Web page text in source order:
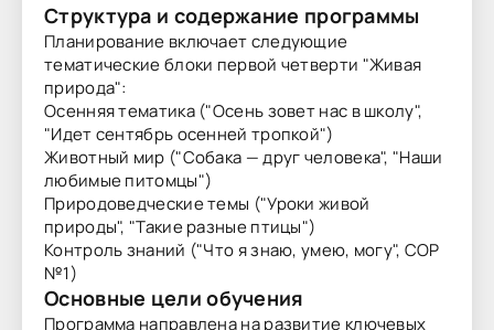
Структура и содержание программы
Планирование включает следующие
тематические блоки первой четверти "Живая
природа":
Осенняя тематика ("Осень зовет нас в школу",
"Идет сентябрь осенней тропкой")
Животный мир ("Собака — друг человека", "Наши
любимые питомцы")
Природоведческие темы ("Уроки живой
природы", "Такие разные птицы")
Контроль знаний ("Что я знаю, умею, могу", СОР
№1)
Основные цели обучения
Программа направлена на развитие ключевых